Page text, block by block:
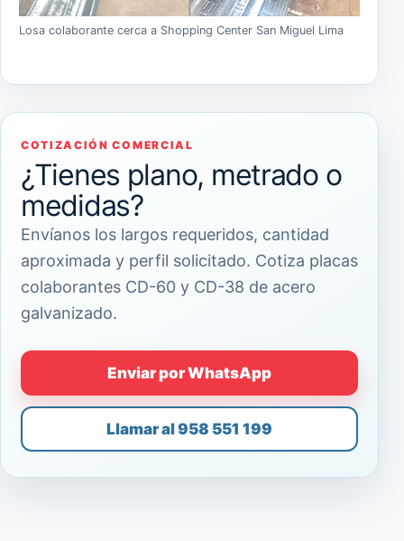
Losa colaborante cerca a Shopping Center San Miguel Lima
COTIZACIÓN COMERCIAL
¿Tienes plano, metrado o
medidas?
Envíanos los largos requeridos, cantidad
aproximada y perfil solicitado. Cotiza placas
colaborantes CD-60 y CD-38 de acero
galvanizado.
Enviar por WhatsApp
Llamar al 958 551 199